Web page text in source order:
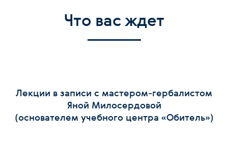
Что вас ждет
Лекции в записи с мастером-гербалистом
Яной Милосердовой
(основателем учебного центра «Обитель»)